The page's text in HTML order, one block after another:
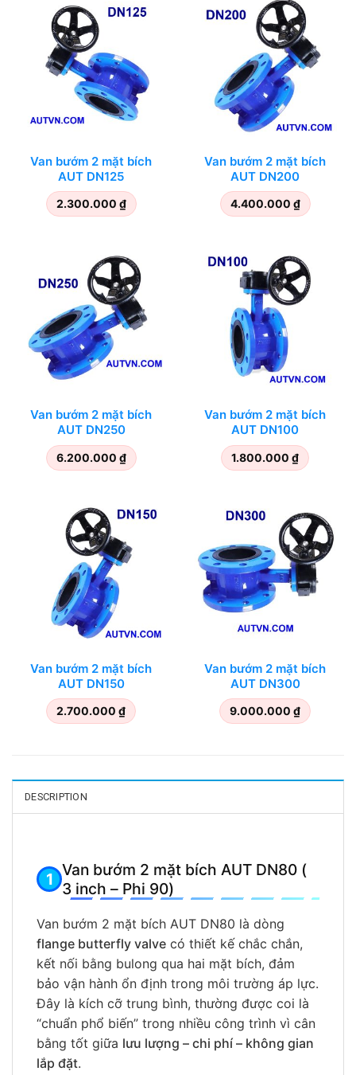
Van bướm 2 mặt bích
AUT DN125
2.300.000 ₫
Van bướm 2 mặt bích
AUT DN200
4.400.000 ₫
Van bướm 2 mặt bích
AUT DN250
6.200.000 ₫
Van bướm 2 mặt bích
AUT DN100
1.800.000 ₫
Van bướm 2 mặt bích
AUT DN150
2.700.000 ₫
Van bướm 2 mặt bích
AUT DN300
9.000.000 ₫
DESCRIPTION
Van bướm 2 mặt bích AUT DN80 (
3 inch – Phi 90)
Van bướm 2 mặt bích AUT DN80 là dòng
flange butterfly valve có thiết kế chắc chắn,
kết nối bằng bulong qua hai mặt bích, đảm
bảo vận hành ổn định trong môi trường áp lực.
Đây là kích cỡ trung bình, thường được coi là
“chuẩn phổ biến” trong nhiều công trình vì cân
bằng tốt giữa lưu lượng – chi phí – không gian
lắp đặt.